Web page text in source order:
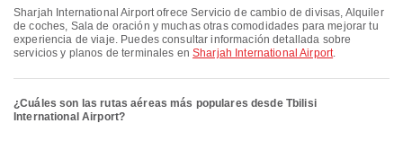
Sharjah International Airport ofrece Servicio de cambio de divisas, Alquiler
de coches, Sala de oración y muchas otras comodidades para mejorar tu
experiencia de viaje. Puedes consultar información detallada sobre
servicios y planos de terminales enSharjah International Airport.
¿Cuáles son las rutas aéreas más populares desde Tbilisi
International Airport?